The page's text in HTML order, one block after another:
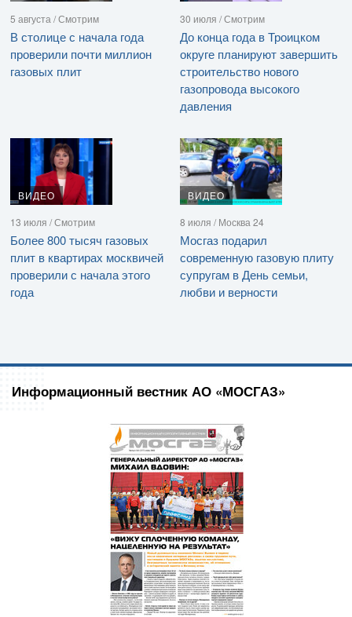
5 августа / Смотрим
В столице с начала года
проверили почти миллион
газовых плит
30 июля / Смотрим
До конца года в Троицком
округе планируют завершить
строительство нового
газопровода высокого
давления
ВИДЕО
13 июля / Смотрим
Более 800 тысяч газовых
плит в квартирах москвичей
проверили с начала этого
года
ВИДЕО
8 июля / Москва 24
Мосгаз подарил
современную газовую плиту
супругам в День семьи,
любви и верности
Информационный вестник АО «МОСГАЗ»